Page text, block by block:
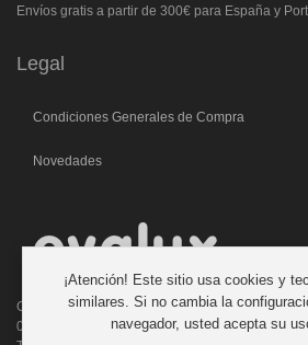
Envíos gratis a partir de 300€ para España y
Legal
Condiciones Generales de Compra
Novedades
C/. Laforja, 46
08006 BARCELONA (ESPAÑA)
¡Atención! Este sitio usa cookies y
similares. Si no cambia la
navegador, usted acepta su